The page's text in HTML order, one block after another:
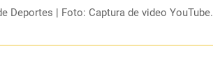
Deportes | Foto: Captura de video YouTube.